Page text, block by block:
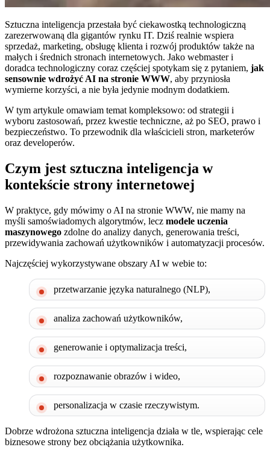
Sztuczna inteligencja przestała być ciekawostką technologiczną
zarezerwowaną dla gigantów rynku IT. Dziś realnie wspiera
sprzedaż, marketing, obsługę klienta i rozwój produktów także na
małych i średnich stronach internetowych. Jako webmaster i
doradca technologiczny coraz częściej spotykam się z pytaniem, jak
sensownie wdrożyć AI na stronie WWW, aby przyniosła
wymierne korzyści, a nie była jedynie modnym dodatkiem.
W tym artykule omawiam temat kompleksowo: od strategii i
wyboru zastosowań, przez kwestie techniczne, aż po SEO, prawo i
bezpieczeństwo. To przewodnik dla właścicieli stron, marketerów
oraz developerów.
Czym jest sztuczna inteligencja w
kontekście strony internetowej
W praktyce, gdy mówimy o AI na stronie WWW, nie mamy na
myśli samoświadomych algorytmów, lecz modele uczenia
maszynowego zdolne do analizy danych, generowania treści,
przewidywania zachowań użytkowników i automatyzacji procesów.
Najczęściej wykorzystywane obszary AI w webie to:
przetwarzanie języka naturalnego (NLP),
analiza zachowań użytkowników,
generowanie i optymalizacja treści,
rozpoznawanie obrazów i wideo,
personalizacja w czasie rzeczywistym.
Dobrze wdrożona sztuczna inteligencja działa w tle, wspierając cele
biznesowe strony bez obciążania użytkownika.